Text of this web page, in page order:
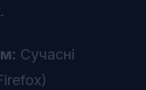
Сучасні